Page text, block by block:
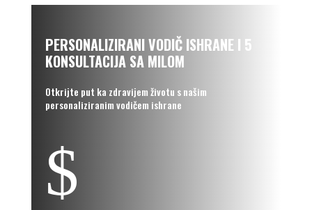
PERSONALIZIRANI VODIČ ISHRANE I 5
KONSULTACIJA SA MILOM
Otkrijte put ka zdravijem životu s našim
personaliziranim vodičem ishrane
$